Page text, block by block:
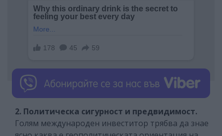
2. Политическа сигурност и предвидимост.
Голям международен инвеститор трябва да знае